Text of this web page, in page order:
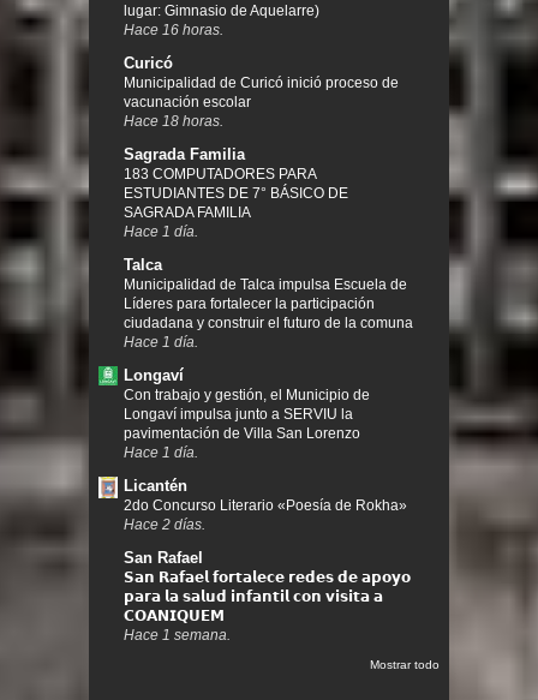
lugar: Gimnasio de Aquelarre)
Hace 16 horas.
Curicó
Municipalidad de Curicó inició proceso de
vacunación escolar
Hace 18 horas.
Sagrada Familia
183 COMPUTADORES PARA
ESTUDIANTES DE 7° BÁSICO DE
SAGRADA FAMILIA
Hace 1 día.
Talca
Municipalidad de Talca impulsa Escuela de
Líderes para fortalecer la participación
ciudadana y construir el futuro de la comuna
Hace 1 día.
Longaví
Con trabajo y gestión, el Municipio de
Longaví impulsa junto a SERVIU la
pavimentación de Villa San Lorenzo
Hace 1 día.
Licantén
2do Concurso Literario «Poesía de Rokha»
Hace 2 días.
San Rafael
𝗦𝗮𝗻 𝗥𝗮𝗳𝗮𝗲𝗹 𝗳𝗼𝗿𝘁𝗮𝗹𝗲𝗰𝗲 𝗿𝗲𝗱𝗲𝘀 𝗱𝗲 𝗮𝗽𝗼𝘆𝗼
𝗽𝗮𝗿𝗮 𝗹𝗮 𝘀𝗮𝗹𝘂𝗱 𝗶𝗻𝗳𝗮𝗻𝘁𝗶𝗹 𝗰𝗼𝗻 𝘃𝗶𝘀𝗶𝘁𝗮 𝗮
𝗖𝗢𝗔𝗡𝗜𝗤𝗨𝗘𝗠
Hace 1 semana.
Mostrar todo